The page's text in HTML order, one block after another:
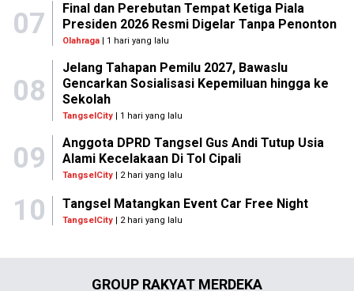
07
Final dan Perebutan Tempat Ketiga Piala
Presiden 2026 Resmi Digelar Tanpa Penonton
Olahraga| 1 hari yang lalu
08
Jelang Tahapan Pemilu 2027, Bawaslu
Gencarkan Sosialisasi Kepemiluan hingga ke
Sekolah
TangselCity| 1 hari yang lalu
09
Anggota DPRD Tangsel Gus Andi Tutup Usia
Alami Kecelakaan Di Tol Cipali
TangselCity| 2 hari yang lalu
10 Tangsel Matangkan Event Car Free Night
TangselCity | 2 hari yang lalu
GROUP RAKYAT MERDEKA